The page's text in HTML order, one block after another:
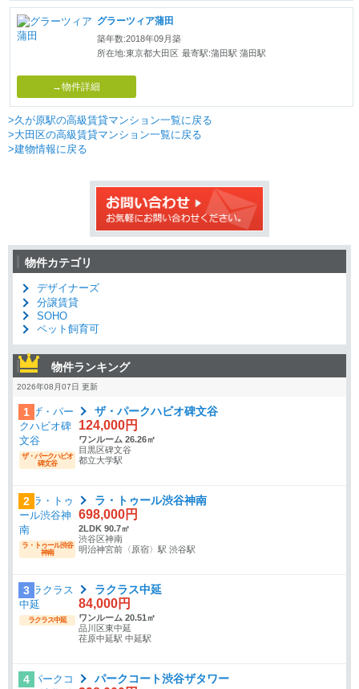
グラーツィア蒲田
築年数:2018年09月築
所在地:東京都大田区 最寄駅:蒲田駅 蒲田駅
→物件詳細
>久が原駅の高級賃貸マンション一覧に戻る
>大田区の高級賃貸マンション一覧に戻る
>建物情報に戻る
物件カテゴリ
デザイナーズ
分譲賃貸
SOHO
ペット飼育可
物件ランキング
2026年08月07日 更新
1
ザ・パークハビオ
碑文谷
ザ・パークハビオ碑文谷
124,000円
ワンルーム 26.26㎡
目黒区碑文谷
都立大学駅
2
ラ・トゥール渋谷
神南
ラ・トゥール渋谷神南
698,000円
2LDK 90.7㎡
渋谷区神南
明治神宮前〈原宿〉駅 渋谷駅
3
ラクラス中延
ラクラス中延
84,000円
ワンルーム 20.51㎡
品川区東中延
荏原中延駅 中延駅
4 パークコート渋谷ザタワー